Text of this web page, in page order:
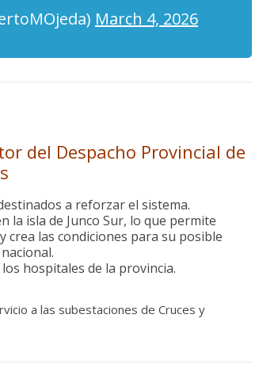
March 4, 2026
del Despacho Provincial de
a reforzar el sistema.
la isla de Junco Sur, lo que permite
crea las condiciones para su posible
hospitales de la provincia.
a las subestaciones de Cruces y
atormentada de Denís
15 septiembre, 2024
Francisco G.
0